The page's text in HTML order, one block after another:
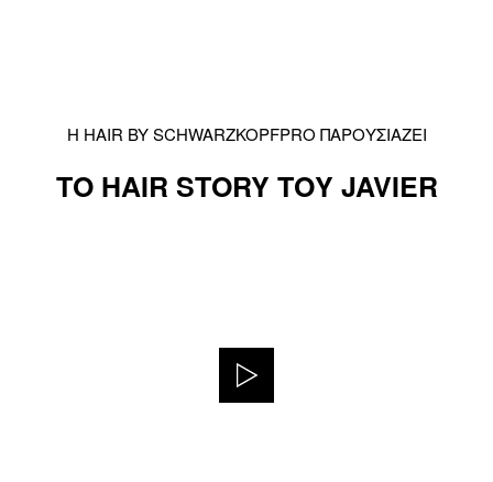
Η HAIR BY SCHWARZKOPFPRO ΠΑΡΟΥΣΙΑΖΕΙ
ΤΟ HAIR STORY ΤΟΥ JAVIER